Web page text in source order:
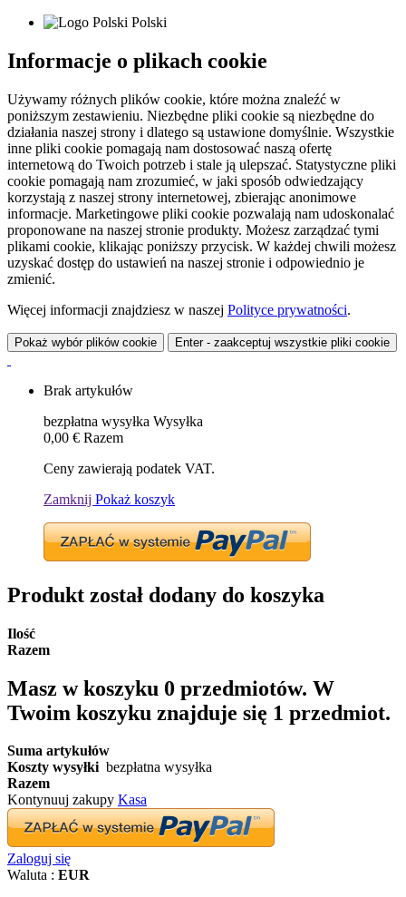
Polski
Informacje o plikach cookie
Używamy różnych plików cookie, które można znaleźć w
poniższym zestawieniu. Niezbędne pliki cookie są niezbędne do
działania naszej strony i dlatego są ustawione domyślnie. Wszystkie
inne pliki cookie pomagają nam dostosować naszą ofertę
internetową do Twoich potrzeb i stale ją ulepszać. Statystyczne pliki
cookie pomagają nam zrozumieć, w jaki sposób odwiedzający
korzystają z naszej strony internetowej, zbierając anonimowe
informacje. Marketingowe pliki cookie pozwalają nam udoskonalać
proponowane na naszej stronie produkty. Możesz zarządzać tymi
plikami cookie, klikając poniższy przycisk. W każdej chwili możesz
uzyskać dostęp do ustawień na naszej stronie i odpowiednio je
zmienić.
Więcej informacji znajdziesz w naszej Polityce prywatności.
Pokaż wybór plików cookie Enter - zaakceptuj wszystkie pliki cookie
Brak artykułów
bezpłatna wysyłka Wysyłka
0,00 € Razem
Ceny zawierają podatek VAT.
Zamknij Pokaż koszyk
Produkt został dodany do koszyka
Ilość
Razem
Masz w koszyku 0 przedmiotów. W
Twoim koszyku znajduje się 1 przedmiot.
Suma artykułów
Koszty wysyłki bezpłatna wysyłka
Razem
Kontynuuj zakupy Kasa
Zaloguj się
Waluta : EUR